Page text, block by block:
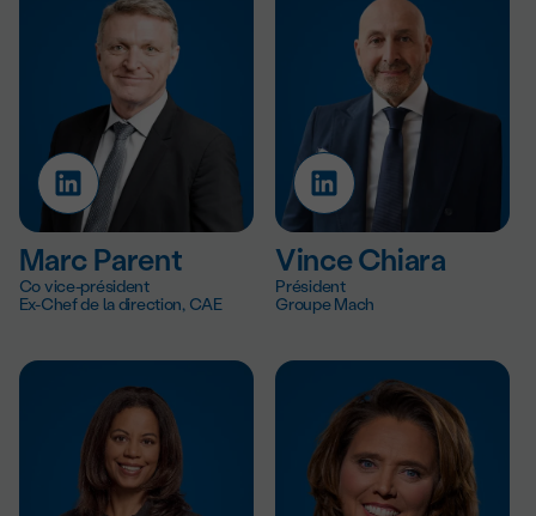
Marc Parent
Co vice-président
Ex-Chef de la direction, CAE
Vince Chiara
Président
Groupe Mach